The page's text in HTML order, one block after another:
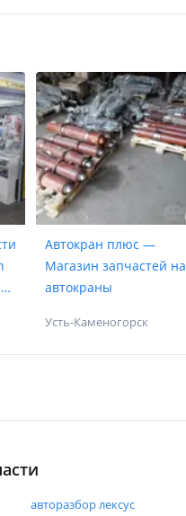
Автокран плюс —
Магазин запчастей на
автокраны
Усть-Каменогорск
авторазбор лексус